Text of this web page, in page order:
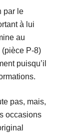
le
à lui
au
P-8)
puisqu’il
pas, mais,
occasions